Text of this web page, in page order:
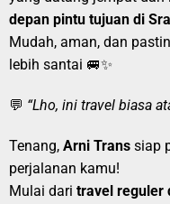
depan pintu tujuan di
Mudah, aman, dan
lebih santai 🚐✨
💬 “Lho, ini travel biasa
Tenang, Arni Trans siap
perjalanan kamu!
Mulai dari travel reguler